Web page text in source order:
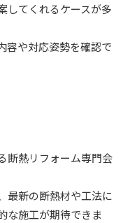
してくれるケースが多
容や対応姿勢を確認で
断熱リフォーム専門会
最新の断熱材や工法に
な施工が期待できま